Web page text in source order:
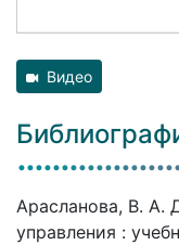
Видео
Арасланова, В. А.
управления :